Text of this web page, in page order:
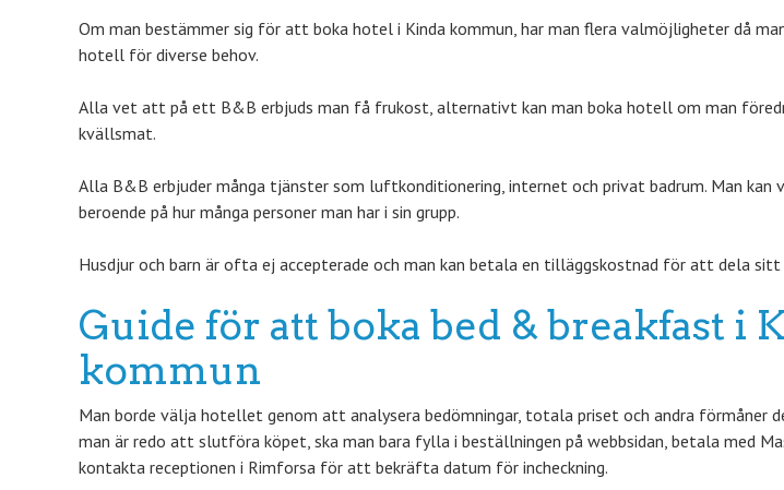
Om man bestämmer sig för att boka hotel i Kinda kommun, har man flera valmöjligheter då
hotell för diverse behov.
Alla vet att på ett B&B erbjuds man få frukost, alternativt kan man boka hotell om man
kvällsmat.
Alla B&B erbjuder många tjänster som luftkonditionering, internet och privat badrum. Man kan
beroende på hur många personer man har i sin grupp.
Husdjur och barn är ofta ej accepterade och man kan betala en tilläggskostnad för att dela sitt
Guide för att boka bed & breakfast i
kommun
Man borde välja hotellet genom att analysera bedömningar, totala priset och andra förmåner
man är redo att slutföra köpet, ska man bara fylla i beställningen på webbsidan, betala med
kontakta receptionen i Rimforsa för att bekräfta datum för incheckning.